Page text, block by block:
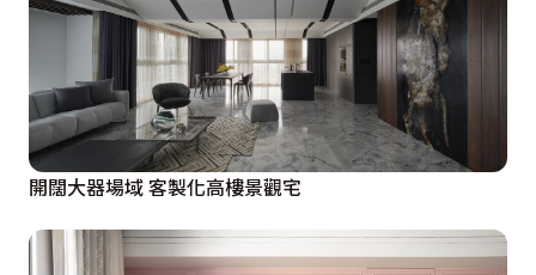
開闊大器場域 客製化高樓景觀宅